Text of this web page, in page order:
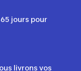
jours pour
livrons vos